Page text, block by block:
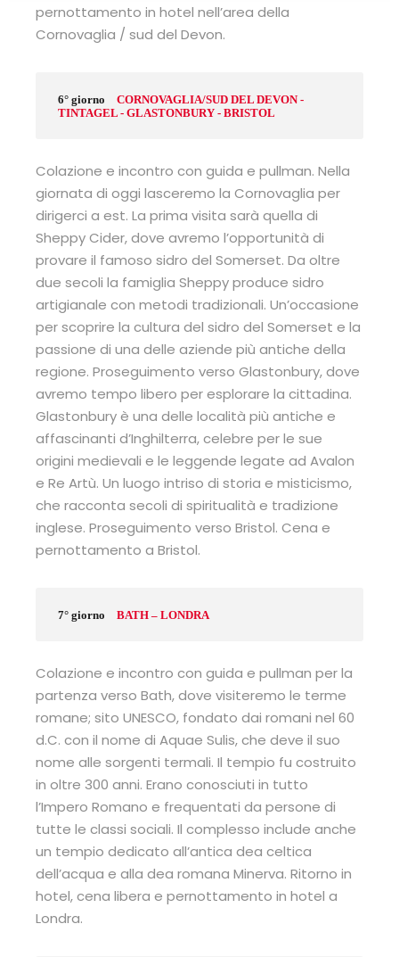
pernottamento in hotel nell’area della
Cornovaglia / sud del Devon.
6° giorno
CORNOVAGLIA/SUD DEL DEVON -
TINTAGEL - GLASTONBURY - BRISTOL
Colazione e incontro con guida e pullman. Nella
giornata di oggi lasceremo la Cornovaglia per
dirigerci a est. La prima visita sarà quella di
Sheppy Cider, dove avremo l’opportunità di
provare il famoso sidro del Somerset. Da oltre
due secoli la famiglia Sheppy produce sidro
artigianale con metodi tradizionali. Un’occasione
per scoprire la cultura del sidro del Somerset e la
passione di una delle aziende più antiche della
regione. Proseguimento verso Glastonbury, dove
avremo tempo libero per esplorare la cittadina.
Glastonbury è una delle località più antiche e
affascinanti d’Inghilterra, celebre per le sue
origini medievali e le leggende legate ad Avalon
e Re Artù. Un luogo intriso di storia e misticismo,
che racconta secoli di spiritualità e tradizione
inglese. Proseguimento verso Bristol. Cena e
pernottamento a Bristol.
7° giorno BATH – LONDRA
Colazione e incontro con guida e pullman per la
partenza verso Bath, dove visiteremo le terme
romane; sito UNESCO, fondato dai romani nel 60
d.C. con il nome di Aquae Sulis, che deve il suo
nome alle sorgenti termali. Il tempio fu costruito
in oltre 300 anni. Erano conosciuti in tutto
l’Impero Romano e frequentati da persone di
tutte le classi sociali. Il complesso include anche
un tempio dedicato all’antica dea celtica
dell’acqua e alla dea romana Minerva. Ritorno in
hotel, cena libera e pernottamento in hotel a
Londra.